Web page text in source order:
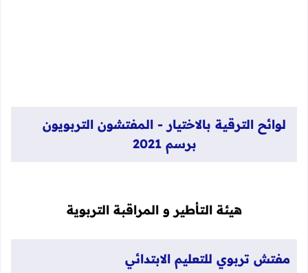
لوائح الترقية بالاختيار - المفتشون التربويون
برسم 2021
هيئة التأطير و المراقبة التربوية
​مفتش تربوي للتعليم الابتدائي